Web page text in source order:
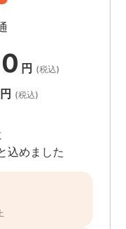
円 (税込)
円 (税込)
込めました